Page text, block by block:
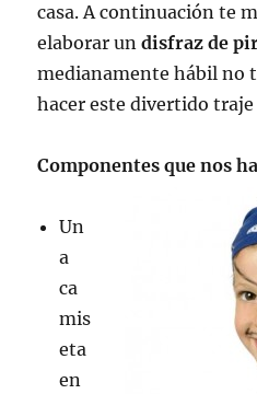
casa. A continuación te
elaborar undisfraz de
medianamente hábil no
hacer este divertido
Componentes que nos
Un
a
ca
mis
eta
en